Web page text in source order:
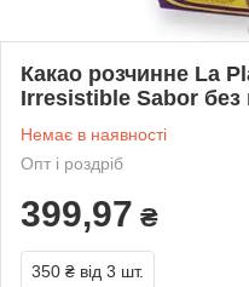
Какао розчинне La
Irresistible Sabor без
Немає в наявності
Опт і роздріб
399,97 ₴
350 ₴ від 3 шт.